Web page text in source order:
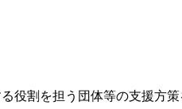
役割を担う団体等の支援方策